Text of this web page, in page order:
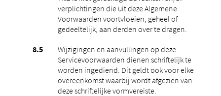
verplichtingen die uit deze Algemene
Voorwaarden voortvloeien, geheel of
gedeeltelijk, aan derden over te dragen.
Wijzigingen en aanvullingen op deze
Servicevoorwaarden dienen schriftelijk te
worden ingediend. Dit geldt ook voor elke
overeenkomst waarbij wordt afgezien van
deze schriftelijke vormvereiste.